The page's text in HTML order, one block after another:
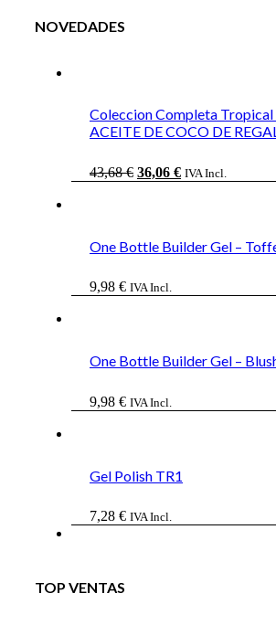
NOVEDADES
Coleccion Completa Tropical
ACEITE DE COCO DE
43,68€ El
36,06 €ElIVA Incl.
One Bottle Builder Gel –
9,98 € IVA Incl.
One Bottle Builder Gel –
9,98 € IVA Incl.
Gel Polish TR1
7,28 € IVA Incl.
TOP VENTAS